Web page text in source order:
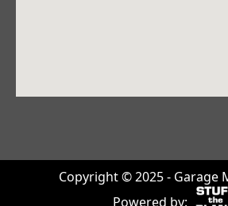
Copyright © 2025 - Garage
Powered by: